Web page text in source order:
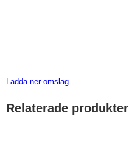
Ladda ner omslag
Relaterade produkter